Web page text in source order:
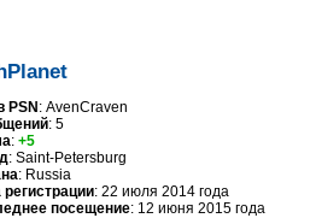
PSN : AvenCraven
: 5
: +5
: Saint-Petersburg
: Russia
регистрации: 22 июля 2014 года
посещение: 12 июня 2015 года